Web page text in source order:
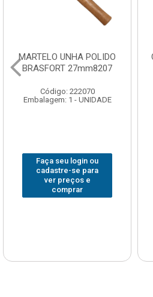
CHAVE GRIFO BRASFORT
14” 6012
Código: 231967
Embalagem: 1 - UNIDADE
Faça seu login ou
cadastre-se para
ver preços e
comprar